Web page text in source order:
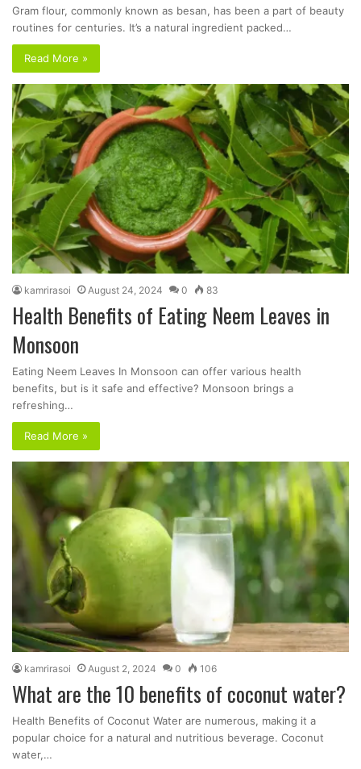
Gram flour, commonly known as besan, has been a part of beauty
routines for centuries. It’s a natural ingredient packed…
Read More »
kamrirasoi August 24, 2024 0 83
Health Benefits of Eating Neem Leaves in
Monsoon
Eating Neem Leaves In Monsoon can offer various health
benefits, but is it safe and effective? Monsoon brings a
refreshing…
Read More »
kamrirasoi August 2, 2024 0 106
What are the 10 benefits of coconut water?
Health Benefits of Coconut Water are numerous, making it a
popular choice for a natural and nutritious beverage. Coconut
water,…